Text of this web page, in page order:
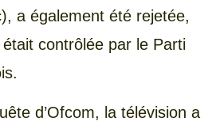
a également été rejetée,
était contrôlée par le Parti
d’Ofcom, la télévision a